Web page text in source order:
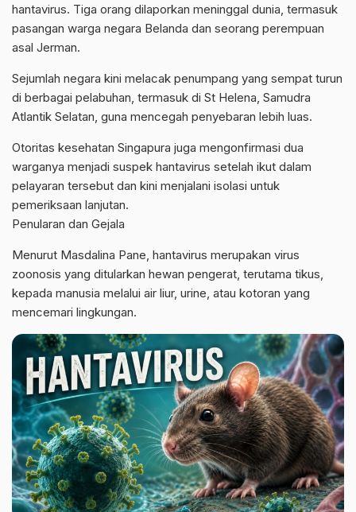
hantavirus. Tiga orang dilaporkan meninggal dunia, termasuk
pasangan warga negara Belanda dan seorang perempuan
asal Jerman.
Sejumlah negara kini melacak penumpang yang sempat turun
di berbagai pelabuhan, termasuk di St Helena, Samudra
Atlantik Selatan, guna mencegah penyebaran lebih luas.
Otoritas kesehatan Singapura juga mengonfirmasi dua
warganya menjadi suspek hantavirus setelah ikut dalam
pelayaran tersebut dan kini menjalani isolasi untuk
pemeriksaan lanjutan.
Penularan dan Gejala
Menurut Masdalina Pane, hantavirus merupakan virus
zoonosis yang ditularkan hewan pengerat, terutama tikus,
kepada manusia melalui air liur, urine, atau kotoran yang
mencemari lingkungan.